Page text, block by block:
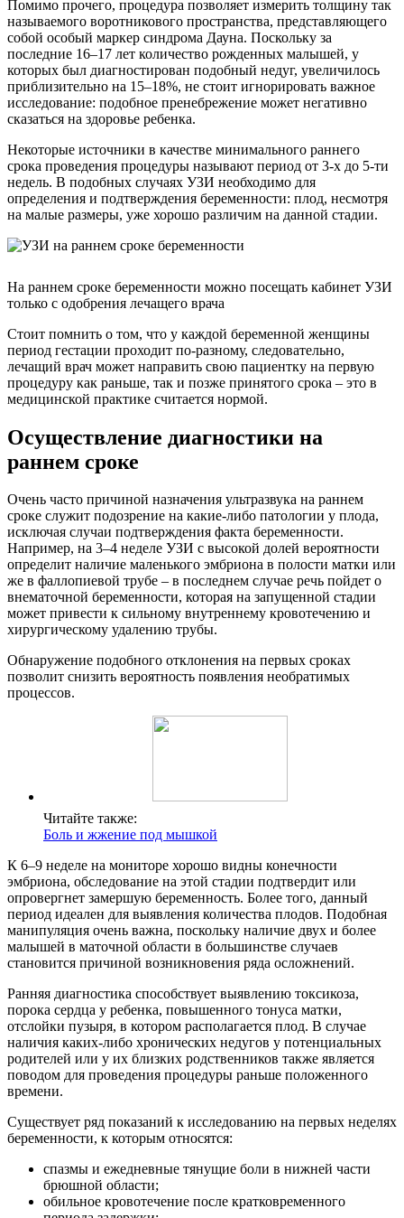
Помимо прочего, процедура позволяет измерить толщину так
называемого воротникового пространства, представляющего
собой особый маркер синдрома Дауна. Поскольку за
последние 16–17 лет количество рожденных малышей, у
которых был диагностирован подобный недуг, увеличилось
приблизительно на 15–18%, не стоит игнорировать важное
исследование: подобное пренебрежение может негативно
сказаться на здоровье ребенка.
Некоторые источники в качестве минимального раннего
срока проведения процедуры называют период от 3-х до 5-ти
недель. В подобных случаях УЗИ необходимо для
определения и подтверждения беременности: плод, несмотря
на малые размеры, уже хорошо различим на данной стадии.
На раннем сроке беременности можно посещать кабинет УЗИ
только с одобрения лечащего врача
Стоит помнить о том, что у каждой беременной женщины
период гестации проходит по-разному, следовательно,
лечащий врач может направить свою пациентку на первую
процедуру как раньше, так и позже принятого срока – это в
медицинской практике считается нормой.
Осуществление диагностики на
раннем сроке
Очень часто причиной назначения ультразвука на раннем
сроке служит подозрение на какие-либо патологии у плода,
исключая случаи подтверждения факта беременности.
Например, на 3–4 неделе УЗИ с высокой долей вероятности
определит наличие маленького эмбриона в полости матки или
же в фаллопиевой трубе – в последнем случае речь пойдет о
внематочной беременности, которая на запущенной стадии
может привести к сильному внутреннему кровотечению и
хирургическому удалению трубы.
Обнаружение подобного отклонения на первых сроках
позволит снизить вероятность появления необратимых
процессов.
Читайте также:
Боль и жжение под мышкой
К 6–9 неделе на мониторе хорошо видны конечности
эмбриона, обследование на этой стадии подтвердит или
опровергнет замершую беременность. Более того, данный
период идеален для выявления количества плодов. Подобная
манипуляция очень важна, поскольку наличие двух и более
малышей в маточной области в большинстве случаев
становится причиной возникновения ряда осложнений.
Ранняя диагностика способствует выявлению токсикоза,
порока сердца у ребенка, повышенного тонуса матки,
отслойки пузыря, в котором располагается плод. В случае
наличия каких-либо хронических недугов у потенциальных
родителей или у их близких родственников также является
поводом для проведения процедуры раньше положенного
времени.
Существует ряд показаний к исследованию на первых неделях
беременности, к которым относятся:
спазмы и ежедневные тянущие боли в нижней части
брюшной области;
обильное кровотечение после кратковременного